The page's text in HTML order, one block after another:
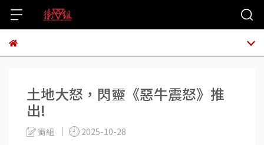
土地大怒，閃靈《惡牛震怒》推
出!
衝組 2025-10-28